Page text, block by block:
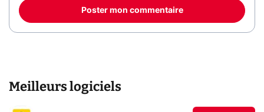
Poster mon commentaire
Meilleurs logiciels